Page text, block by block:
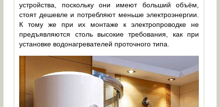
устройства, поскольку они имеют больший объём,
стоят дешевле и потребляют меньше электроэнергии.
К тому же при их монтаже к электропроводке не
предъявляются столь высокие требования, как при
установке водонагревателей проточного типа.